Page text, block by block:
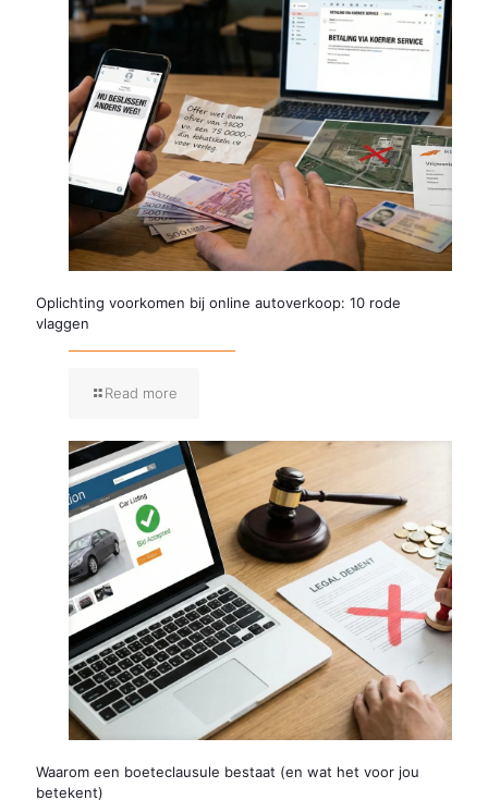
Oplichting voorkomen bij online autoverkoop: 10 rode
vlaggen
Read more
Waarom een boeteclausule bestaat (en wat het voor jou
betekent)